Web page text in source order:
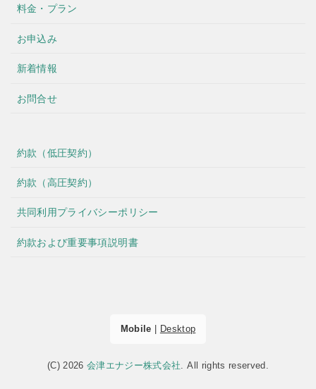
料金・プラン
お申込み
新着情報
お問合せ
約款（低圧契約）
約款（高圧契約）
共同利用プライバシーポリシー
約款および重要事項説明書
Mobile Desktop
(C) 2026 会津エナジー株式会社. All rights reserved.